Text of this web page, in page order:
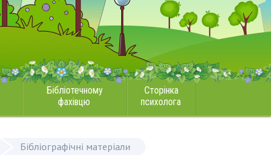
Бібліотечному
фахівцю
Сторінка
психолога
Бібліографічні матеріали